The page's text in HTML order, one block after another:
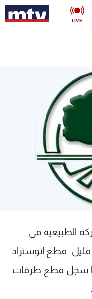
LIVE
الطبيعية في
قطع اتوستراد
كما سجل قطع طرقات